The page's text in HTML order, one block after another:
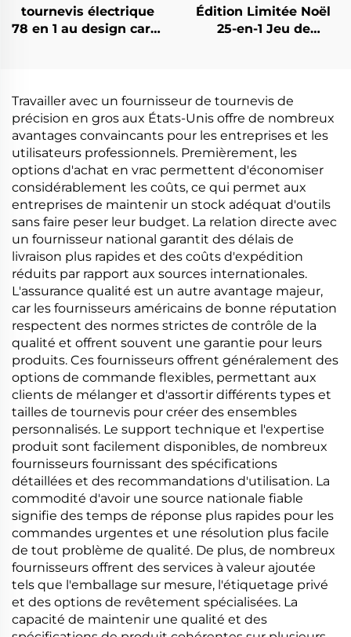
tournevis électrique
78 en 1 au design carré
Édition Limitée Noël
25-en-1 Jeu de
Travailler avec un fournisseur de tournevis de
précision en gros aux États-Unis offre de nombreux
avantages convaincants pour les entreprises et les
utilisateurs professionnels. Premièrement, les
options d'achat en vrac permettent d'économiser
considérablement les coûts, ce qui permet aux
entreprises de maintenir un stock adéquat d'outils
sans faire peser leur budget. La relation directe avec
un fournisseur national garantit des délais de
livraison plus rapides et des coûts d'expédition
réduits par rapport aux sources internationales.
L'assurance qualité est un autre avantage majeur,
car les fournisseurs américains de bonne réputation
respectent des normes strictes de contrôle de la
qualité et offrent souvent une garantie pour leurs
produits. Ces fournisseurs offrent généralement des
options de commande flexibles, permettant aux
clients de mélanger et d'assortir différents types et
tailles de tournevis pour créer des ensembles
personnalisés. Le support technique et l'expertise
produit sont facilement disponibles, de nombreux
fournisseurs fournissant des spécifications
détaillées et des recommandations d'utilisation. La
commodité d'avoir une source nationale fiable
signifie des temps de réponse plus rapides pour les
commandes urgentes et une résolution plus facile
de tout problème de qualité. De plus, de nombreux
fournisseurs offrent des services à valeur ajoutée
tels que l'emballage sur mesure, l'étiquetage privé
et des options de revêtement spécialisées. La
capacité de maintenir une qualité et des